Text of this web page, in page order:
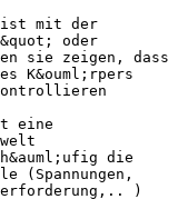
mit der
oder
sie zeigen, dass
K&ouml;rpers
eine
die
(Spannungen,
)